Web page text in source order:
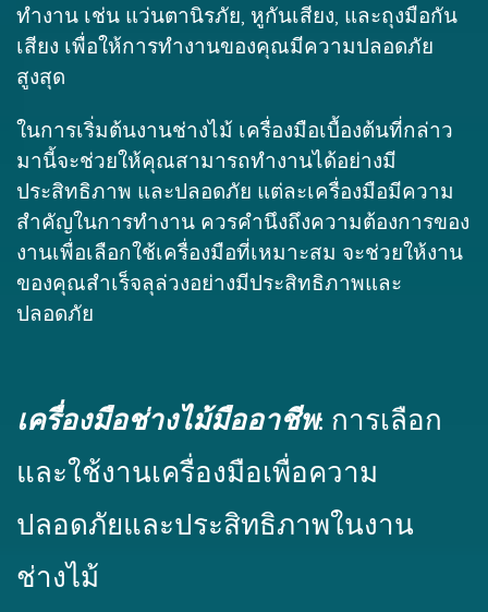
ทำงาน เช่น แว่นตานิรภัย, หูกันเสียง, และถุงมือกัน
เสียง เพื่อให้การทำงานของคุณมีความปลอดภัย
สูงสุด
ในการเริ่มต้นงานช่างไม้ เครื่องมือเบื้องต้นที่กล่าว
มานี้จะช่วยให้คุณสามารถทำงานได้อย่างมี
ประสิทธิภาพ และปลอดภัย แต่ละเครื่องมือมีความ
สำคัญในการทำงาน ควรคำนึงถึงความต้องการของ
งานเพื่อเลือกใช้เครื่องมือที่เหมาะสม จะช่วยให้งาน
ของคุณสำเร็จลุล่วงอย่างมีประสิทธิภาพและ
ปลอดภัย
เครื่องมือช่างไม้มืออาชีพ: การเลือก
และใช้งานเครื่องมือเพื่อความ
ปลอดภัยและประสิทธิภาพในงาน
ช่างไม้